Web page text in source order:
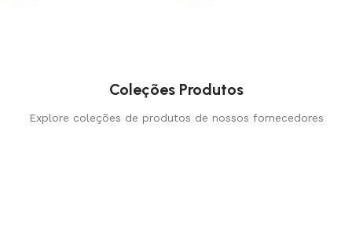
Coleções Produtos
Explore coleções de produtos de nossos fornecedores